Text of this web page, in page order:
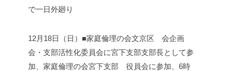
で一日外廻り
12月18日（日）■家庭倫理の会文京区 会企画
会・支部活性化委員会に宮下支部支部長として参
加、家庭倫理の会宮下支部 役員会に参加、 6時